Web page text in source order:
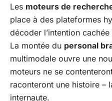
Les moteurs de
place à des plateformes
décoder l’intention
La montée du personal
multimodale ouvre une
moteurs ne se
raconteront une histoire –
internaute.